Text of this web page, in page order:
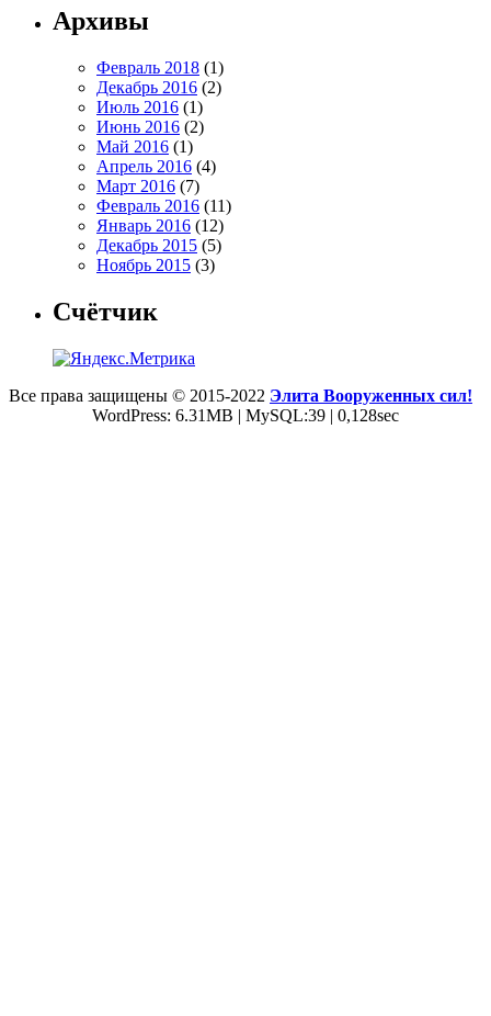
Архивы
Февраль 2018 (1)
Декабрь 2016 (2)
Июль 2016 (1)
Июнь 2016 (2)
Май 2016 (1)
Апрель 2016 (4)
Март 2016 (7)
Февраль 2016 (11)
Январь 2016 (12)
Декабрь 2015 (5)
Ноябрь 2015 (3)
Счётчик
Все права защищены © 2015-2022 Элита Вооруженных сил!
WordPress: 6.31MB | MySQL:39 | 0,128sec